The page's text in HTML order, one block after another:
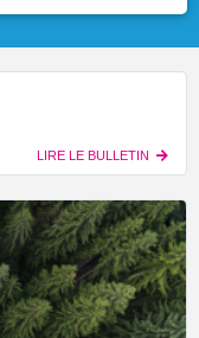
LIRE LE BULLETIN